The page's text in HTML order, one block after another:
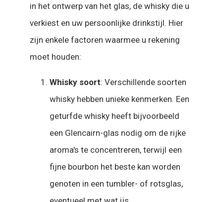
in het ontwerp van het glas, de whisky die u
verkiest en uw persoonlijke drinkstijl. Hier
zijn enkele factoren waarmee u rekening
moet houden:
Whisky soort: Verschillende soorten
whisky hebben unieke kenmerken. Een
geturfde whisky heeft bijvoorbeeld
een Glencairn-glas nodig om de rijke
aroma's te concentreren, terwijl een
fijne bourbon het beste kan worden
genoten in een tumbler- of rotsglas,